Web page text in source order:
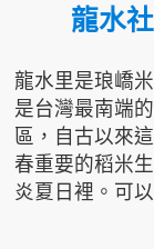
龍水
龍水里是琅嶠
是台灣最南端
區，自古以來
春重要的稻米
炎夏日裡。可